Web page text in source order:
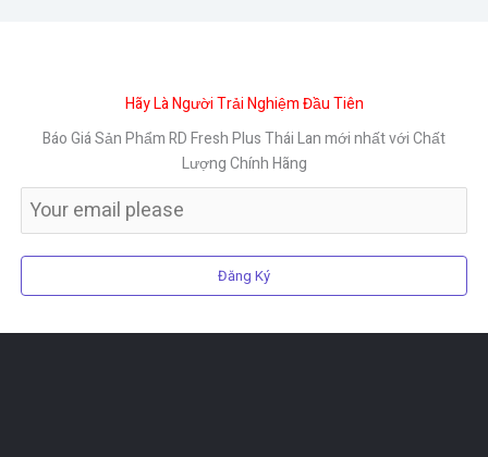
Hãy Là Người Trải Nghiệm Đầu Tiên
Báo Giá Sản Phẩm RD Fresh Plus Thái Lan mới nhất với Chất
Lượng Chính Hãng
Đăng Ký